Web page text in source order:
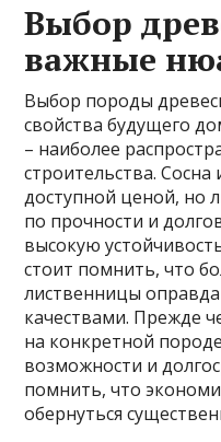
Выбор
важные
Выбор породы
свойства будущего
– наиболее
строительства.
доступной ценой, но
по прочности и
высокую
стоит помнить, что
лиственницы
качествами. Прежде
на конкретной
возможности и
помнить, что
обернуться